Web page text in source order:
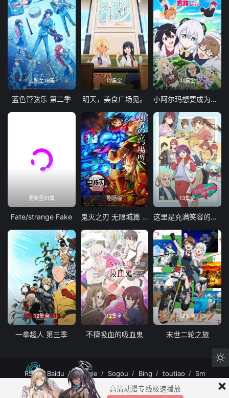
更新至19集
蓝色管弦乐 第二季
12集全
明天，美食广场见。
11集全
小阿尔玛想要成为家人
更新至01集
Fate/strange Fake
剧场版
鬼灭之刃 无限城篇 第一章 猗窝座再袭
13集全
这里是充满笑容的职场。
12集全
一拳超人 第三季
12集全
不擅吸血的吸血鬼
12集全
末世二轮之旅
RSS Baidu Google Sogou Bing toutiao Sm
MuteFun动漫网站-无声乐趣-(゜-゜)つロ 干杯~MuteFun动漫网站所有内容均来
自互联网分享站点所提供的公开引用资源，未提供资源上传、存储服务。
×
高清动漫专线极速播放